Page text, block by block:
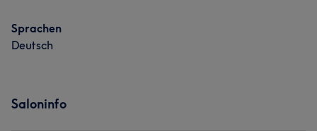
Sprachen
Deutsch
Saloninfo